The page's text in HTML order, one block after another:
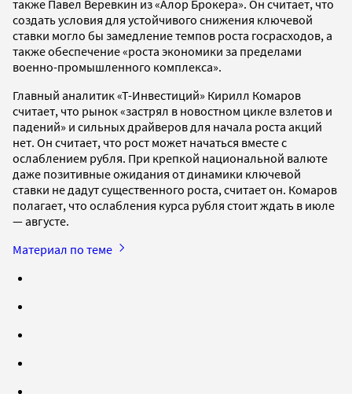
также Павел Веревкин из «Алор Брокера». Он считает, что
создать условия для устойчивого снижения ключевой
ставки могло бы замедление темпов роста госрасходов, а
также обеспечение «роста экономики за пределами
военно-промышленного комплекса».
Главный аналитик «Т-Инвестиций» Кирилл Комаров
считает, что рынок «застрял в новостном цикле взлетов и
падений» и сильных драйверов для начала роста акций
нет. Он считает, что рост может начаться вместе с
ослаблением рубля. При крепкой национальной валюте
даже позитивные ожидания от динамики ключевой
ставки не дадут существенного роста, считает он. Комаров
полагает, что ослабления курса рубля стоит ждать в июле
— августе.
Материал по теме